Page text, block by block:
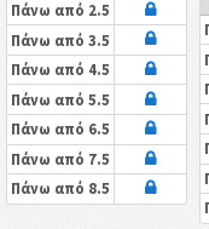
Πάνω από 2.5
Πάνω από 3.5
Πάνω από 4.5
Πάνω από 5.5
Πάνω από 6.5
Πάνω από 7.5
Πάνω από 8.5